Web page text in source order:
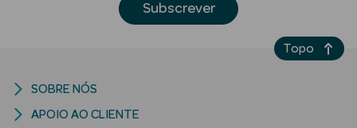
Rosto e
Subscrever
SOBRE NÓS
APOIO AO CLIENTE
Topo